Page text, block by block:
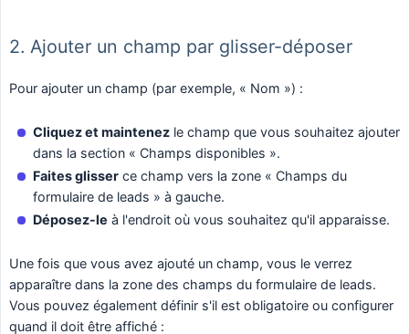
2. Ajouter un champ par glisser-déposer
Pour ajouter un champ (par exemple, « Nom ») :
Cliquez et maintenez le champ que vous souhaitez ajouter
dans la section « Champs disponibles ».
Faites glisser ce champ vers la zone « Champs du
formulaire de leads » à gauche.
Déposez-le à l'endroit où vous souhaitez qu'il apparaisse.
Une fois que vous avez ajouté un champ, vous le verrez
apparaître dans la zone des champs du formulaire de leads.
Vous pouvez également définir s'il est obligatoire ou configurer
quand il doit être affiché :